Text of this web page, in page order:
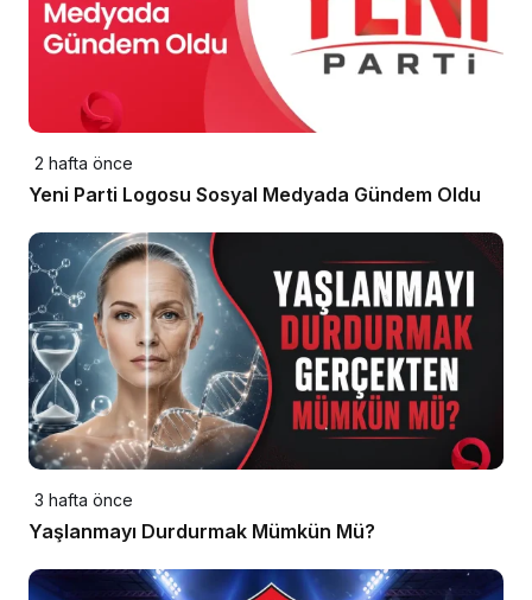
2 hafta önce
Yeni Parti Logosu Sosyal Medyada Gündem Oldu
3 hafta önce
Yaşlanmayı Durdurmak Mümkün Mü?